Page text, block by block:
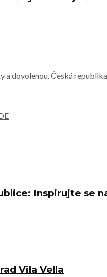
dovolenou. Česká
Inspirujte se
Vila Vella